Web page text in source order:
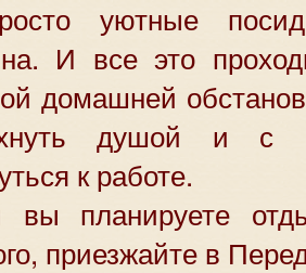
уютные
И все это
домашней
душой и с
к работе.
вы планируете
приезжайте в